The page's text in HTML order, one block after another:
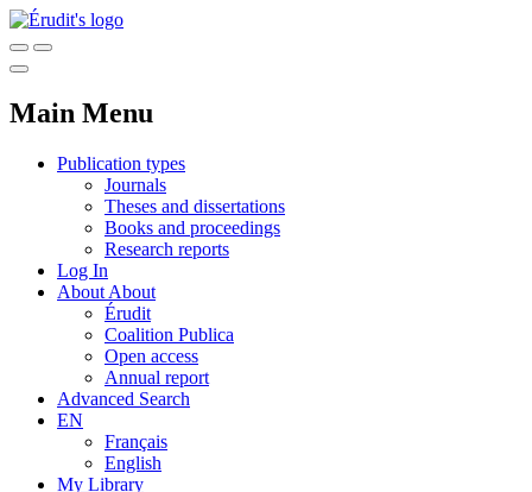
Main Menu
Publication types
Journals
Theses and dissertations
Books and proceedings
Research reports
Log In
About About
Érudit
Coalition Publica
Open access
Annual report
Advanced Search
EN
Français
English
My Library